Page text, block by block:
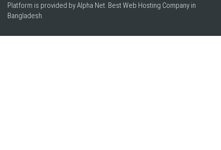
Platform is provided by Alpha Net. BestWeb Hosting Company in
Bangladesh.